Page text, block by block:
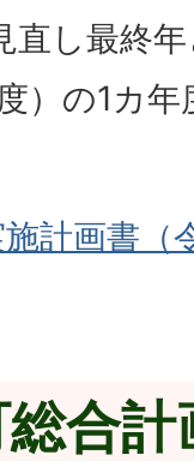
直し最終
）の1カ
計画書（
合計